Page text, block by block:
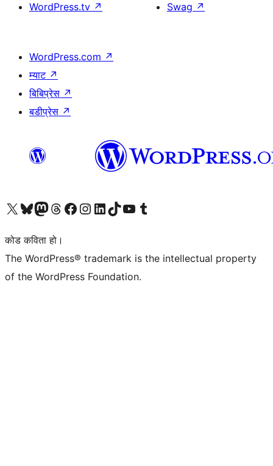
WordPress.tv ↗
Swag ↗
WordPress.com ↗
म्याट ↗
बिबिप्रेस ↗
बडीप्रेस ↗
हाम्रो X (पहिले ट्विटर) खातामा जानुहोस्
हाम्रो Bluesky खाता भ्रमण गर्नुहोस्
हाम्रो म्यास्टोडन खाता भ्रमण गर्नुहोस्
हाम्रो थ्रेड्स खातामा जानुहोस्
हाम्रो फेसबुक पेजमा जानुहोस्
हाम्रो इन्स्टाग्राम खातामा जानुहोस्
हाम्रो लिङ्क्डइन खातामा जानुहोस्
हाम्रो TikTok खाता भ्रमण गर्नुहोस्
हाम्रो युट्युब च्यानलमा जानुहोस्
हाम्रो टम्बलर खाता भ्रमण गर्नुहोस्
कोड कविता हो।
The WordPress® trademark is the intellectual property
of the WordPress Foundation.